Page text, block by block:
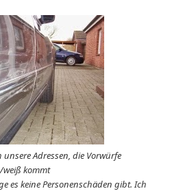
Adressen, die Vorwürfe
kommt
es keine Personenschäden gibt. Ich